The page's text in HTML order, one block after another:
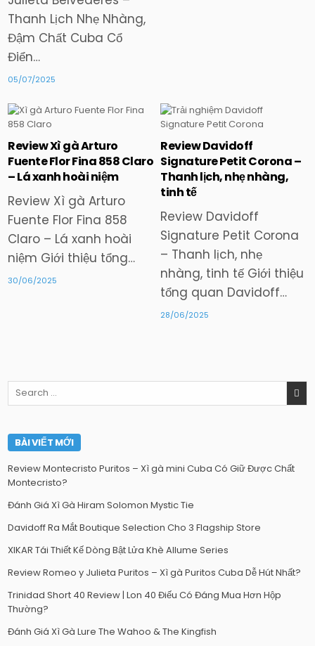
Thanh Lịch Nhẹ Nhàng,
Đậm Chất Cuba Cổ
Điển…
05/07/2025
Posted
in
Review Xì gà Arturo
Fuente Flor Fina 858 Claro
– Lá xanh hoài niệm
Review Xì gà Arturo
Fuente Flor Fina 858
Claro – Lá xanh hoài
niệm Giới thiệu tổng…
30/06/2025
Posted
in
Review Davidoff
Signature Petit Corona –
Thanh lịch, nhẹ nhàng,
tinh tế
Review Davidoff
Signature Petit Corona
– Thanh lịch, nhẹ
nhàng, tinh tế Giới thiệu
tổng quan Davidoff…
28/06/2025
Search
BÀI VIẾT MỚI
Review Montecristo Puritos – Xì gà mini Cuba Có Giữ Được Chất
Montecristo?
Đánh Giá Xì Gà Hiram Solomon Mystic Tie
Davidoff Ra Mắt Boutique Selection Cho 3 Flagship Store
XIKAR Tái Thiết Kế Dòng Bật Lửa Khè Allume Series
Review Romeo y Julieta Puritos – Xì gà Puritos Cuba Dễ Hút Nhất?
Trinidad Short 40 Review | Lon 40 Điếu Có Đáng Mua Hơn Hộp
Thường?
Đánh Giá Xì Gà Lure The Wahoo & The Kingfish